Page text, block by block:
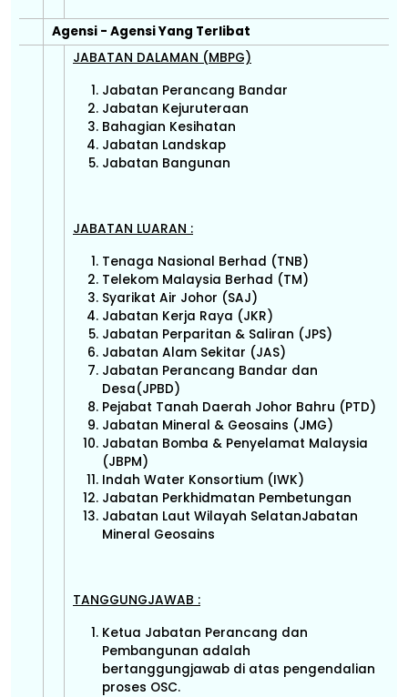
Agensi - Agensi Yang Terlibat
JABATAN DALAMAN (MBPG)
Jabatan Perancang Bandar
Jabatan Kejuruteraan
Bahagian Kesihatan
Jabatan Landskap
Jabatan Bangunan
JABATAN LUARAN :
Tenaga Nasional Berhad (TNB)
Telekom Malaysia Berhad (TM)
Syarikat Air Johor (SAJ)
Jabatan Kerja Raya (JKR)
Jabatan Perparitan & Saliran (JPS)
Jabatan Alam Sekitar (JAS)
Jabatan Perancang Bandar dan
Desa(JPBD)
Pejabat Tanah Daerah Johor Bahru (PTD)
Jabatan Mineral & Geosains (JMG)
Jabatan Bomba & Penyelamat Malaysia
(JBPM)
Indah Water Konsortium (IWK)
Jabatan Perkhidmatan Pembetungan
Jabatan Laut Wilayah SelatanJabatan
Mineral Geosains
TANGGUNGJAWAB :
Ketua Jabatan Perancang dan
Pembangunan adalah
bertanggungjawab di atas pengendalian
proses OSC.